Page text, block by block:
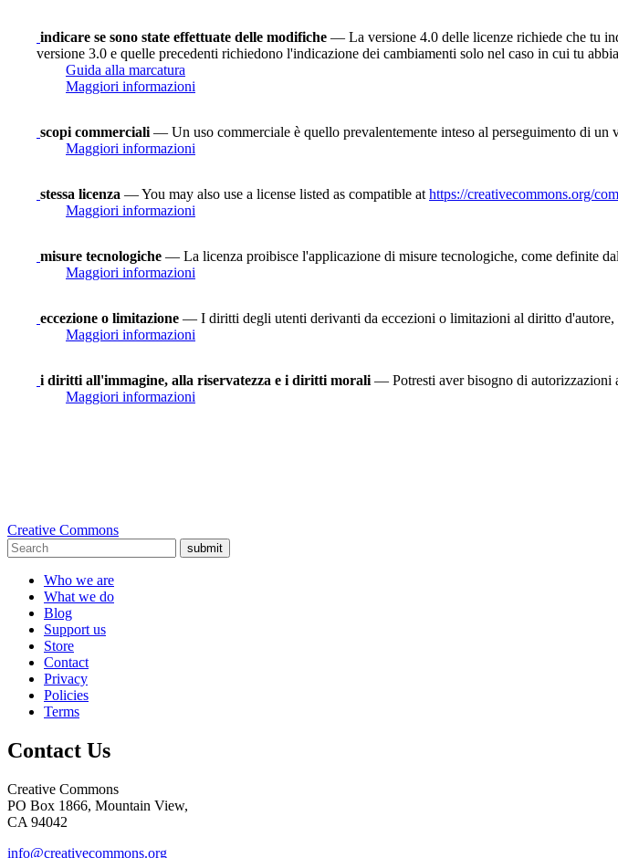
indicare se sono state effettuate delle modifiche — La versione 4.0 delle licenze richiede che tu
versione 3.0 e quelle precedenti richiedono l'indicazione dei cambiamenti solo nel caso in cui tu
Guida alla marcatura
Maggiori informazioni
scopi commerciali — Un uso commerciale è quello prevalentemente inteso al perseguimento di un
Maggiori informazioni
stessa licenza — You may also use a license listed as compatible at https://creativecommons.org/
Maggiori informazioni
misure tecnologiche — La licenza proibisce l'applicazione di misure tecnologiche, come definite
Maggiori informazioni
eccezione o limitazione — I diritti degli utenti derivanti da eccezioni o limitazioni al diritto
Maggiori informazioni
i diritti all'immagine, alla riservatezza e i diritti morali — Potresti aver bisogno di autorizzazioni
Maggiori informazioni
Creative Commons
submit
Who we are
What we do
Blog
Support us
Store
Contact
Privacy
Policies
Terms
Contact Us
Creative Commons
PO Box 1866, Mountain View,
CA 94042
info@creativecommons.org